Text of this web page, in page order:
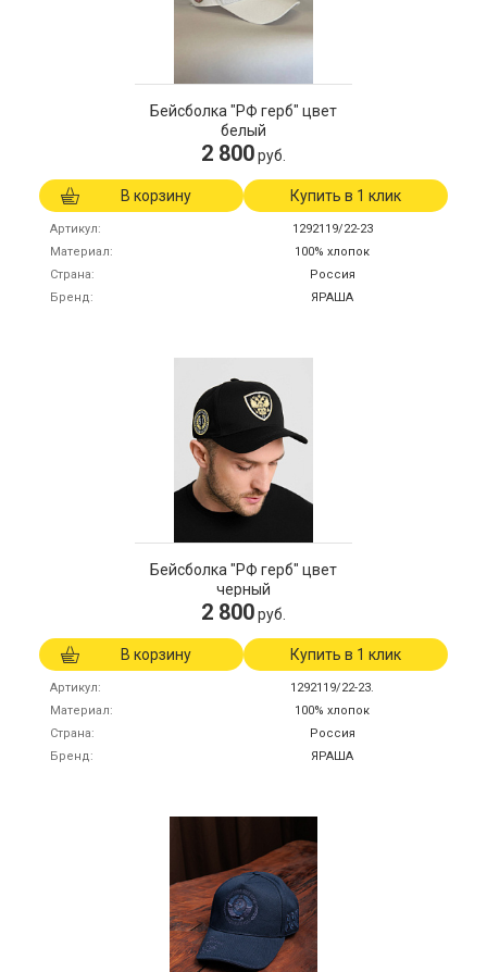
Бейсболка "РФ герб" цвет
белый
2 800руб.
В корзину Купить в 1 клик
Артикул
1292119/22-23
Материал
100% хлопок
Страна
Россия
Бренд
ЯРАША
Бейсболка "РФ герб" цвет
черный
2 800руб.
В корзину Купить в 1 клик
Артикул
1292119/22-23.
Материал
100% хлопок
Страна
Россия
Бренд
ЯРАША